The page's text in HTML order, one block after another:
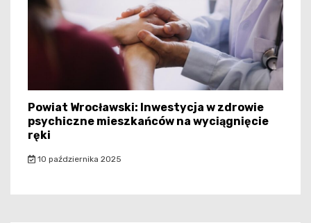
Powiat Wrocławski: Inwestycja w zdrowie
psychiczne mieszkańców na wyciągnięcie
ręki
10 października 2025